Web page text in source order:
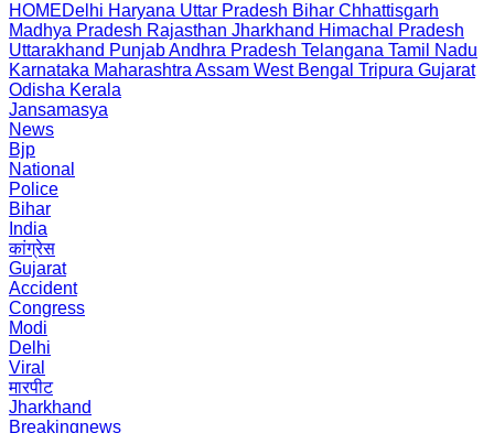
HOMEDelhi Haryana Uttar Pradesh Bihar Chhattisgarh
Madhya Pradesh Rajasthan Jharkhand Himachal Pradesh
Uttarakhand PunjabAndhra Pradesh Telangana Tamil Nadu
Karnataka Maharashtra Assam West Bengal Tripura Gujarat
Odisha Kerala
Jansamasya
News
Bjp
National
Police
Bihar
India
कांग्रेस
Gujarat
Accident
Congress
Modi
Delhi
Viral
मारपीट
Jharkhand
Breakingnews